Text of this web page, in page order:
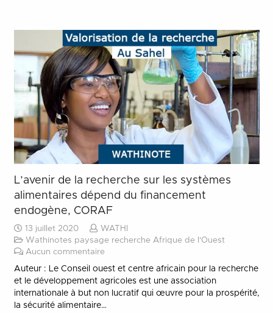
L’avenir de la recherche sur les systèmes
alimentaires dépend du financement
endogène, CORAF
13 juillet 2020
WATHI
Wathinotes paysage recherche Afrique de l'Ouest
Aucun commentaire
Auteur : Le Conseil ouest et centre africain pour la recherche
et le développement agricoles est une association
internationale à but non lucratif qui œuvre pour la prospérité,
la sécurité alimentaire…